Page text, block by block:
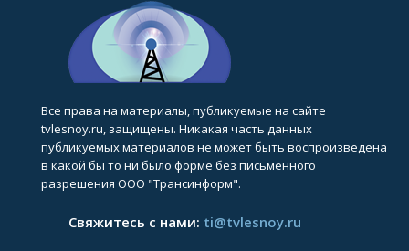
Все права на материалы, публикуемые на сайте
tvlesnoy.ru, защищены. Никакая часть данных
публикуемых материалов не может быть воспроизведена
в какой бы то ни было форме без письменного
разрешения ООО "Трансинформ".
Свяжитесь с нами: ti@tvlesnoy.ru